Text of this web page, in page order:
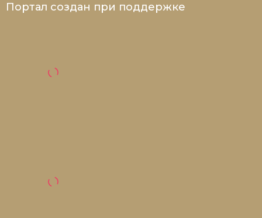
Портал создан при поддержке